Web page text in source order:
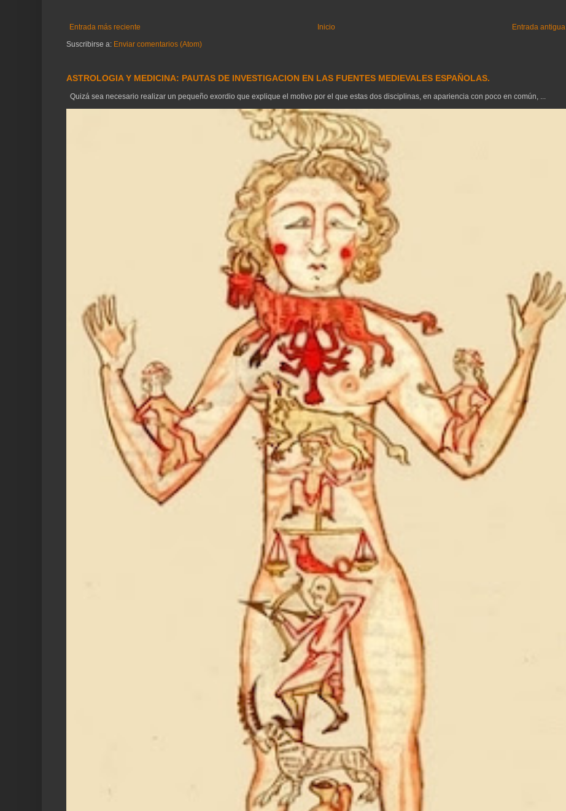
Entrada más reciente Entrada antigua
Inicio
Suscribirse a: Enviar comentarios (Atom)
ASTROLOGIA Y MEDICINA: PAUTAS DE INVESTIGACION EN LAS FUENTES MEDIEVALES ESPAÑOLAS.
Quizá sea necesario realizar un pequeño exordio que explique el motivo por el que estas dos disciplinas, en apariencia con poco en común, ...